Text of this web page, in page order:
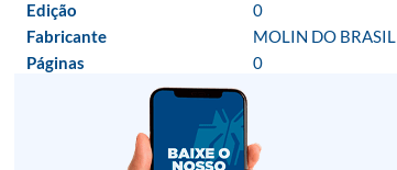
Edição
0
Fabricante
MOLIN DO BRASIL
Páginas
0